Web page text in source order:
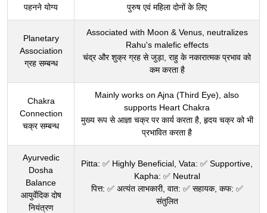
पहनने योग्य
पुरुष एवं महिला दोनों के लिए
Planetary
Association
ग्रह सम्बन्ध
Associated with Moon & Venus, neutralizes
Rahu's malefic effects
चंद्र और शुक्र ग्रह से जुड़ा, राहु के नकारात्मक प्रभाव को
कम करता है
Chakra
Connection
चक्र सम्बन्ध
Mainly works on Ajna (Third Eye), also
supports Heart Chakra
मुख्य रूप से आज्ञा चक्र पर कार्य करता है, हृदय चक्र को भी
प्रभावित करता है
Ayurvedic
Dosha
Balance
आयुर्वेदिक दोष
नियंत्रण
Pitta: ✅ Highly Beneficial, Vata: ✅ Supportive,
Kapha: ✅ Neutral
पित्त: ✅ अत्यंत लाभकारी, वात: ✅ सहायक, कफ: ✅
संतुलित